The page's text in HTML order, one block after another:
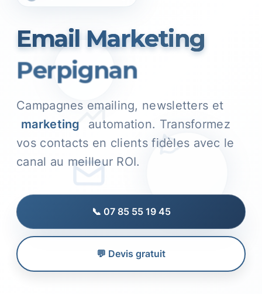
Email Marketing
Perpignan
Campagnes emailing, newsletters et
marketing
automation. Transformez
vos contacts en clients fidèles avec le
canal au meilleur ROI.
📞 07 85 55 19 45
💬 Devis gratuit